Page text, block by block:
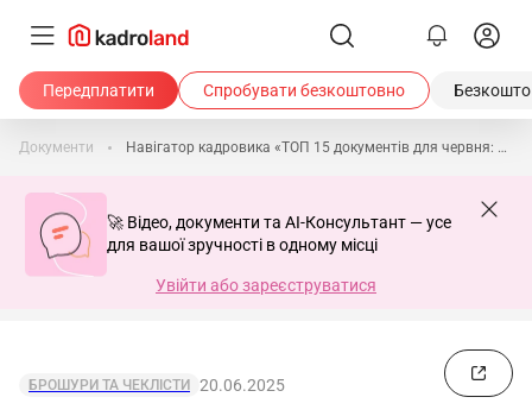
Передплатити Спробувати безкоштовно
Документи Навігатор кадровика «ТОП 15 документів для червня: військовий облік, прийняття, звільнення, відпустки»
🚀 Відео, документи та AI-Консультант — усе
для вашої зручності в одному місці
Увійти або зареєструватися
БРОШУРИ ТА ЧЕКЛІСТИ 20.06.2025